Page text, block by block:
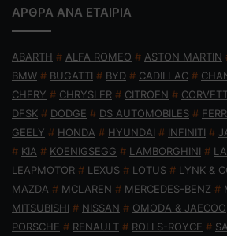
ΑΡΘΡΑ ΑΝΑ ΕΤΑΙΡΙΑ
ABARTH # ALFA ROMEO # ASTON MARTIN
BMW # BUGATTI # BYD # CADILLAC #
CHERY # CHRYSLER # CITROEN #
DFSK # DODGE # DS AUTOMOBILES #
GEELY # HONDA # HYUNDAI # INFINITI #
# KIA # KOENIGSEGG # LAMBORGHINI #
LEAPMOTOR # LEXUS # LOTUS # LYNK &
MAZDA # MCLAREN # MERCEDES-BENZ #
MITSUBISHI # NISSAN # OMODA & JAECOO
PORSCHE # RENAULT # ROLLS-ROYCE #